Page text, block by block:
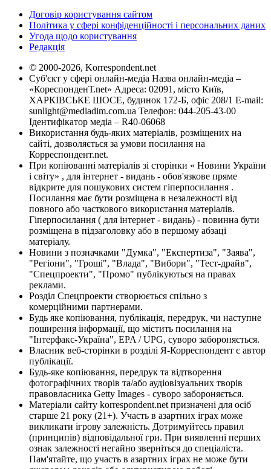
Договір користування сайтом
Політика у сфері конфіденційності і персональних даних
Угода щодо користування
Редакція
© 2000-2026, Korrespondent.net
Суб'єкт у сфері онлайн-медіа Назва онлайн-медіа –
«КореспонденТ.net» Адреса: 02091, місто Київ,
ХАРКІВСЬКЕ ШОСЕ, будинок 172-Б, офіс 208/1 E-mail:
sunlight@mediadim.com.ua Телефон: 044-205-43-00
Ідентифікатор медіа – R40-06068
Використання будь-яких матеріалів, розміщених на
сайті, дозволяється за умови посилання на
Корреспондент.net.
При копіюванні матеріалів зі сторінки « Новини України
і світу» , для інтернет - видань - обов'язкове пряме
відкрите для пошукових систем гіперпосилання .
Посилання має бути розміщена в незалежності від
повного або часткового використання матеріалів.
Гіперпосилання ( для інтернет - видань) - повинна бути
розміщена в підзаголовку або в першому абзаці
матеріалу.
Новини з позначками "Думка", "Експертиза", "Заява",
"Регіони", "Гроші", "Влада", "Вибори", "Тест-драйв",
"Спецпроекти", "Промо" публікуються на правах
реклами.
Розділ Спецпроекти створюється спільно з
комерційними партнерами.
Будь яке копіювання, публікація, передрук, чи наступне
поширення інформації, що містить посилання на
"Інтерфакс-Україна", EPA / UPG, суворо забороняється.
Власник веб-сторінки в розділі Я-Корреспондент є автор
публікації.
Будь-яке копіювання, передрук та відтворення
фотографічних творів та/або аудіовізуальних творів
правовласника Getty Images - суворо забороняється.
Матеріали сайту korrespondent.net призначені для осіб
старше 21 року (21+). Участь в азартних іграх може
викликати ігрову залежність. Дотримуйтесь правил
(принципів) відповідальної гри. При виявленні перших
ознак залежності негайно зверніться до спеціаліста.
Пам'ятайте, що участь в азартних іграх не може бути